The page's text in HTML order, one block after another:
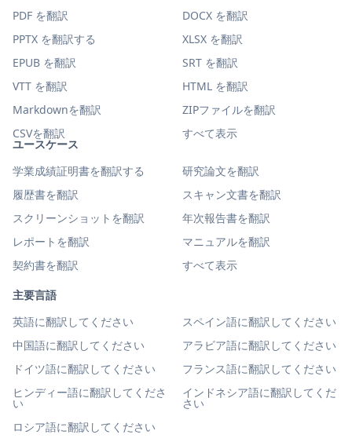
ユースケース
学業成績証明書を翻訳する
研究論文を翻訳
履歴書を翻訳
スキャン文書を翻訳
スクリーンショットを翻訳
年次報告書を翻訳
レポートを翻訳
マニュアルを翻訳
契約書を翻訳
すべて表示
主要言語
英語に翻訳してください
スペイン語に翻訳してください
中国語に翻訳してください
アラビア語に翻訳してください
ドイツ語に翻訳してください
フランス語に翻訳してください
ヒンディー語に翻訳してくださ
い
インドネシア語に翻訳してくだ
さい
ロシア語に翻訳してください
PDF を翻訳
DOCX を翻訳
PPTX を翻訳する
XLSX を翻訳
EPUB を翻訳
SRT を翻訳
VTT を翻訳
HTML を翻訳
Markdownを翻訳
ZIPファイルを翻訳
CSVを翻訳
すべて表示